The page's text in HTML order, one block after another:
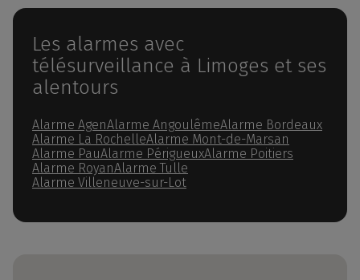
Les alarmes avec
télésurveillance à Limoges et ses
alentours
Alarme AgenAlarme AngoulêmeAlarme Bordeaux
Alarme La RochelleAlarme Mont-de-Marsan
Alarme PauAlarme PérigueuxAlarme Poitiers
Alarme RoyanAlarme Tulle
Alarme Villeneuve-sur-Lot